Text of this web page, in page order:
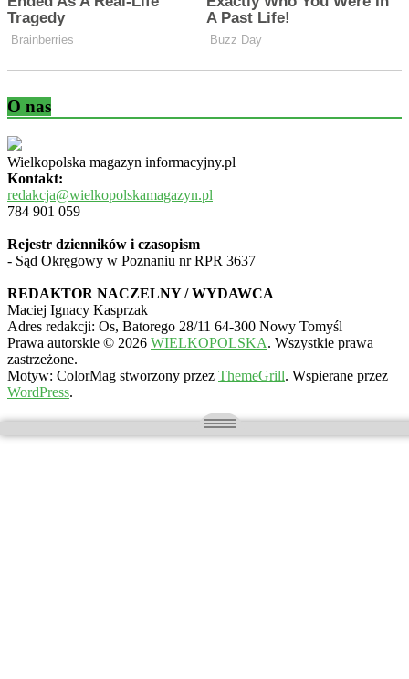
O nas
Wielkopolska magazyn informacyjny.pl
Kontakt:
redakcja@wielkopolskamagazyn.pl
784 901 059
Rejestr dzienników i czasopism
- Sąd Okręgowy w Poznaniu nr RPR 3637
REDAKTOR NACZELNY / WYDAWCA
Maciej Ignacy Kasprzak
Adres redakcji: Os, Batorego 28/11 64-300 Nowy Tomyśl
Prawa autorskie © 2026 WIELKOPOLSKA. Wszystkie prawa
zastrzeżone.
Motyw: ColorMag stworzony przez ThemeGrill. Wspierane przez
WordPress.